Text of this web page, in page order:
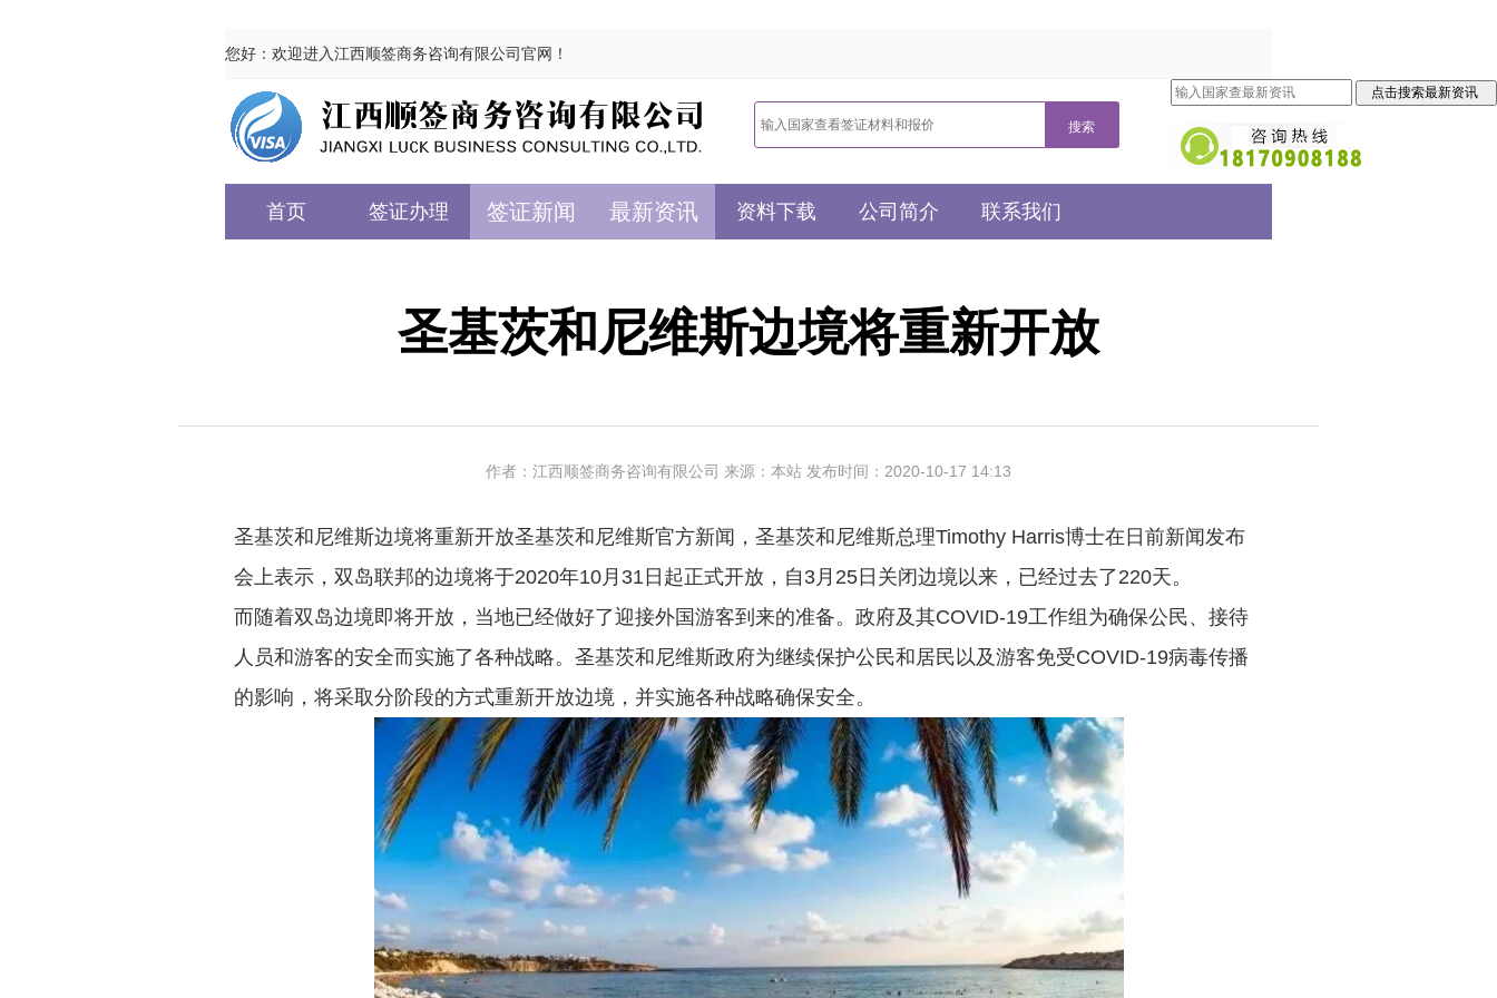
您好：欢迎进入江西顺签商务咨询有限公司官网！
首页 签证办理 签证新闻 最新资讯 资料下载 公司简介 联系我们
圣基茨和尼维斯边境将重新开放
作者：江西顺签商务咨询有限公司 来源：本站 发布时间：2020-10-17 14:13
圣基茨和尼维斯边境将重新开放圣基茨和尼维斯官方新闻，圣基茨和尼维斯总理Timothy Harris博士在日前新闻发布
会上表示，双岛联邦的边境将于2020年10月31日起正式开放，自3月25日关闭边境以来，已经过去了220天。
而随着双岛边境即将开放，当地已经做好了迎接外国游客到来的准备。政府及其COVID-19工作组为确保公民、接待
人员和游客的安全而实施了各种战略。圣基茨和尼维斯政府为继续保护公民和居民以及游客免受COVID-19病毒传播
的影响，将采取分阶段的方式重新开放边境，并实施各种战略确保安全。